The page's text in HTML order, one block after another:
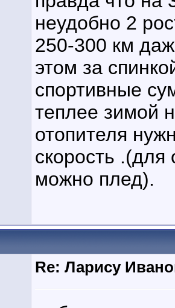
неудобно 2
250-300 км
этом за
спортивные
теплее зимой
отопителя
скорость
можно плед).
Re: Ларису